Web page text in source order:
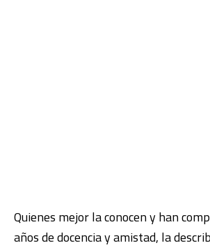
Quienes mejor la conocen y han
años de docencia y amistad, la